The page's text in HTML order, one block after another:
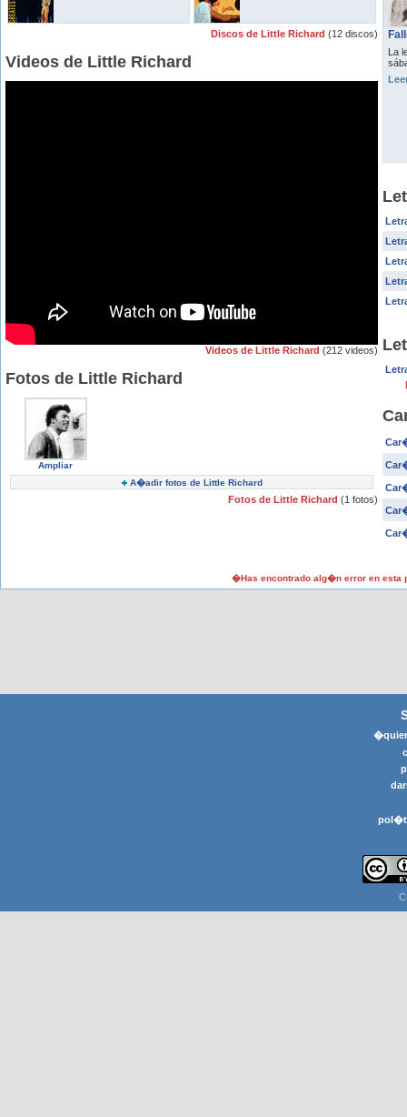
Discos de Little Richard (12 discos)
Videos de Little Richard
Videos de Little Richard (212 videos)
Fotos de Little Richard
Ampliar
A�adir fotos de Little Richard
Fotos de Little Richard (1 fotos)
La
�Has encontrado alg�n error en esta